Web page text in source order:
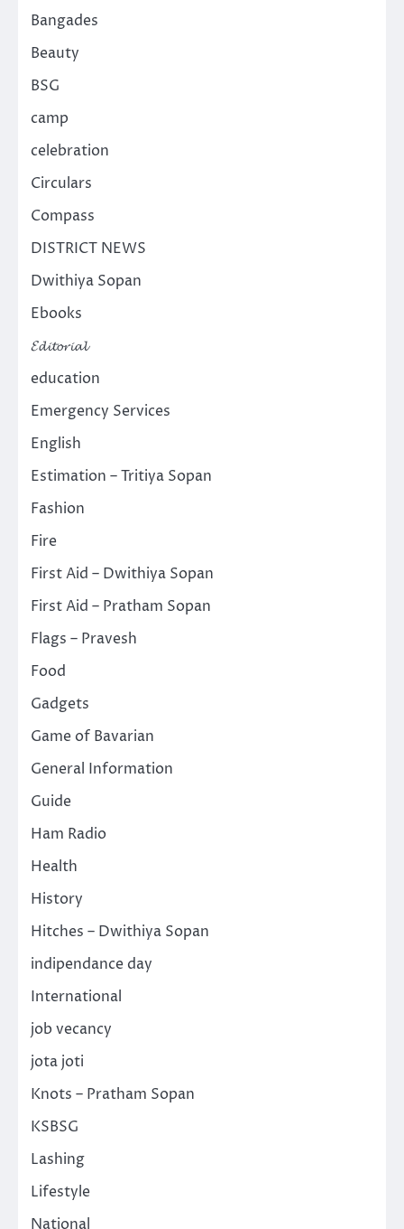
Bangades
Beauty
BSG
camp
celebration
Circulars
Compass
DISTRICT NEWS
Dwithiya Sopan
Ebooks
𝓔𝓭𝓲𝓽𝓸𝓻𝓲𝓪𝓵
education
Emergency Services
English
Estimation – Tritiya Sopan
Fashion
Fire
First Aid – Dwithiya Sopan
First Aid – Pratham Sopan
Flags – Pravesh
Food
Gadgets
Game of Bavarian
General Information
Guide
Ham Radio
Health
History
Hitches – Dwithiya Sopan
indipendance day
International
job vecancy
jota joti
Knots – Pratham Sopan
KSBSG
Lashing
Lifestyle
National